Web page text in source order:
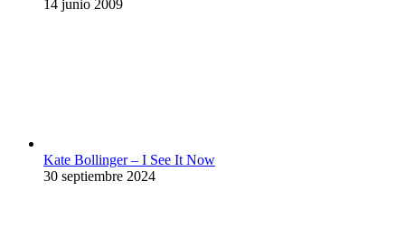
14 junio 2009
Kate Bollinger – I See It Now
30 septiembre 2024